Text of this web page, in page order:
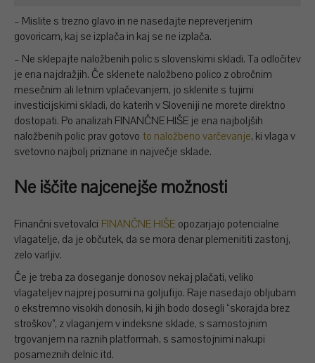
– Mislite s trezno glavo in ne nasedajte nepreverjenim
govoricam, kaj se izplača in kaj se ne izplača.
– Ne sklepajte naložbenih polic s slovenskimi skladi. Ta odločitev
je ena najdražjih. Če sklenete naložbeno polico z obročnim
mesečnim ali letnim vplačevanjem, jo sklenite s tujimi
investicijskimi skladi, do katerih v Sloveniji ne morete direktno
dostopati. Po analizah FINANČNE HIŠE je ena najboljših
naložbenih polic prav gotovo to naložbeno varčevanje, ki vlaga v
svetovno najbolj priznane in največje sklade.
Ne iščite najcenejše možnosti
Finančni svetovalci FINANČNE HIŠE opozarjajo potencialne
vlagatelje, da je občutek, da se mora denar plemenititi zastonj,
zelo varljiv.
Če je treba za doseganje donosov nekaj plačati, veliko
vlagateljev najprej posumi na goljufijo. Raje nasedajo obljubam
o ekstremno visokih donosih, ki jih bodo dosegli “skorajda brez
stroškov”, z vlaganjem v indeksne sklade, s samostojnim
trgovanjem na raznih platformah, s samostojnimi nakupi
posameznih delnic itd.